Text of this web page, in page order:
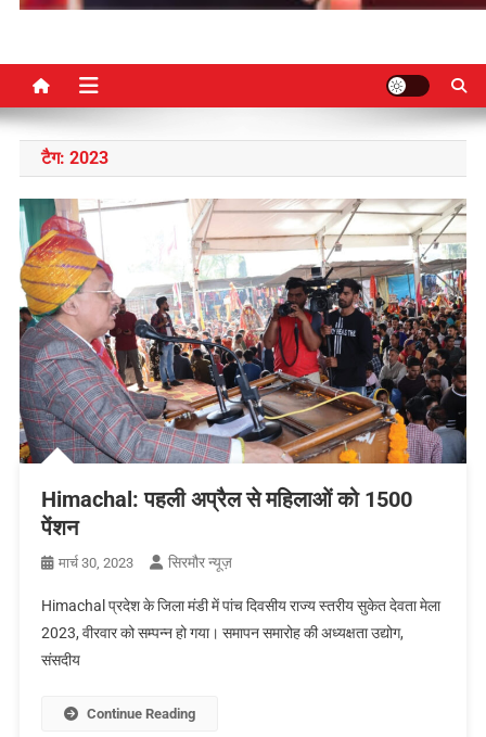
टैग: 2023
Himachal: पहली अप्रैल से महिलाओं को 1500
पेंशन
मार्च 30, 2023 सिरमौर न्यूज़
Himachal प्रदेश के जिला मंडी में पांच दिवसीय राज्य स्तरीय सुकेत देवता मेला
2023, वीरवार को सम्पन्न हो गया। समापन समारोह की अध्यक्षता उद्योग,
संसदीय
Continue Reading